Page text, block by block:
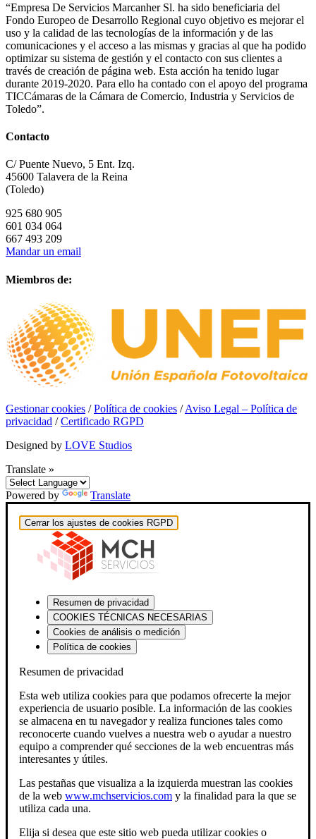
“Empresa De Servicios Marcanher Sl. ha sido beneficiaria del
Fondo Europeo de Desarrollo Regional cuyo objetivo es mejorar el
uso y la calidad de las tecnologías de la información y de las
comunicaciones y el acceso a las mismas y gracias al que ha podido
optimizar su sistema de gestión y el contacto con sus clientes a
través de creación de página web. Esta acción ha tenido lugar
durante 2019-2020. Para ello ha contado con el apoyo del programa
TICCámaras de la Cámara de Comercio, Industria y Servicios de
Toledo”.
Contacto
C/ Puente Nuevo, 5 Ent. Izq.
45600 Talavera de la Reina
(Toledo)
925 680 905
601 034 064
667 493 209
Mandar un email
Miembros de:
Gestionar cookies /Política de cookies /Aviso Legal – Política de
privacidad /Certificado RGPD
Designed by LOVE Studios
Translate »
Powered by Translate
Cerrar los ajustes de cookies RGPD
Resumen de privacidad
COOKIES TÉCNICAS NECESARIAS
Cookies de análisis o medición
Política de cookies
Resumen de privacidad
Esta web utiliza cookies para que podamos ofrecerte la mejor
experiencia de usuario posible. La información de las cookies
se almacena en tu navegador y realiza funciones tales como
reconocerte cuando vuelves a nuestra web o ayudar a nuestro
equipo a comprender qué secciones de la web encuentras más
interesantes y útiles.
Las pestañas que visualiza a la izquierda muestran las cookies
de la web www.mchservicios.com y la finalidad para la que se
utiliza cada una.
Elija si desea que este sitio web pueda utilizar cookies o